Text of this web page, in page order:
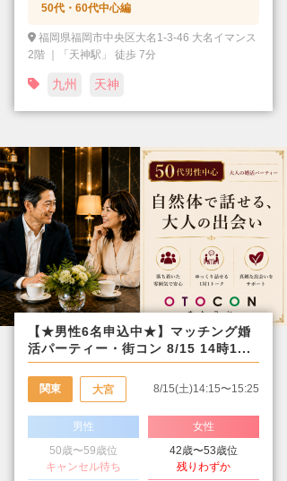
50代・60代中心編
福岡県福岡市中央区大名1-3-46 大名イマンス
2階 ｜「天神駅」 徒歩 7分
九州 天神
【★男性6名申込中★】マッチング婚
活パーティー・街コン 8/15 14時1...
関東 大宮 8/15(土)14:15〜15:25
男性
50歳〜59歳位
キャンセル待ち
女性
42歳〜53歳位
残りわずか